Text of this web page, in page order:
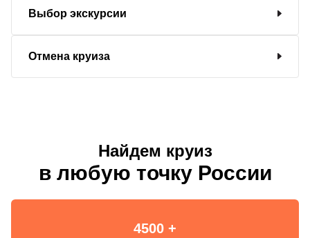
Выбор экскурсии
Отмена круиза
Найдем круиз
в любую точку России
4500 +